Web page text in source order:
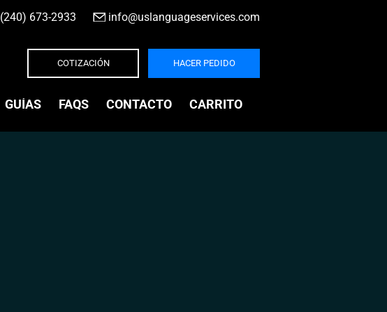
(240) 673-2933 info@uslanguageservices.com
COTIZACIÓN HACER PEDIDO
GUÍAS FAQS CONTACTO CARRITO